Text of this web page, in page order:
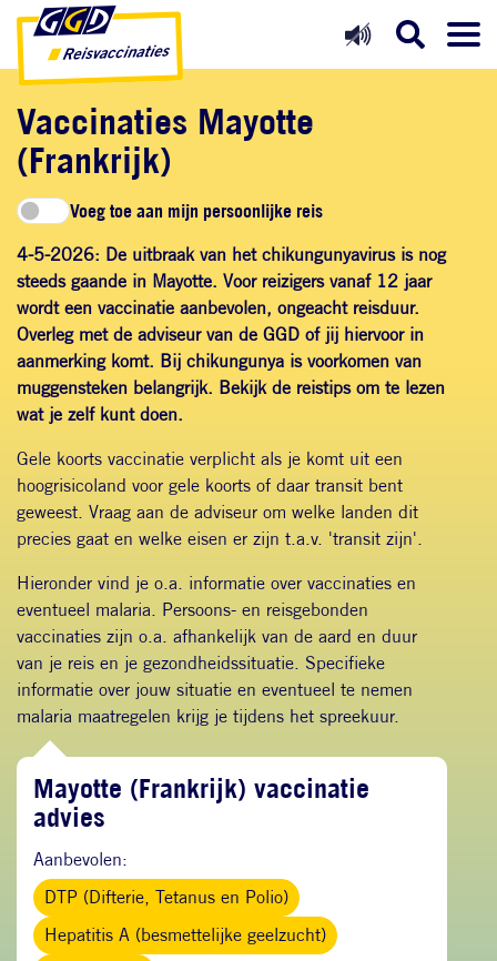
Direct naar inhoud
Direct naar hoofdnavigatie
Direct naar zoekfunctie
Vaccinaties Mayotte
(Frankrijk)
Voeg toe aan mijn persoonlijke reis
4-5-2026: De uitbraak van het chikungunyavirus is nog
steeds gaande in Mayotte. Voor reizigers vanaf 12 jaar
wordt een vaccinatie aanbevolen, ongeacht reisduur.
Overleg met de adviseur van de GGD of jij hiervoor in
aanmerking komt. Bij chikungunya is voorkomen van
muggensteken belangrijk. Bekijk de reistipsom te lezen
wat je zelf kunt doen.
Gele koorts vaccinatie verplicht als je komt uit een
hoogrisicoland voor gele koorts of daar transit bent
geweest. Vraag aan de adviseur om welke landen dit
precies gaat en welke eisen er zijn t.a.v. 'transit zijn'.
Hieronder vind je o.a. informatie over vaccinaties en
eventueel malaria. Persoons- en reisgebonden
vaccinaties zijn o.a. afhankelijk van de aard en duur
van je reis en je gezondheidssituatie. Specifieke
informatie over jouw situatie en eventueel te nemen
malaria maatregelen krijg je tijdens het spreekuur.
Mayotte (Frankrijk) vaccinatie
advies
Aanbevolen:
DTP (Difterie, Tetanus en Polio)
Hepatitis A (besmettelijke geelzucht)